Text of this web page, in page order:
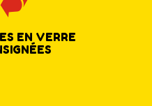
EN VERRE